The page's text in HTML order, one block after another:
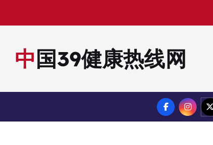
中国39健康热线网